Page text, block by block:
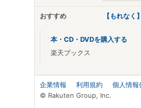
おすすめ 【もれな
本・CD・DVDを購入する
楽天ブックス
企業情報 利用規約 個人情報
© Rakuten Group, Inc.